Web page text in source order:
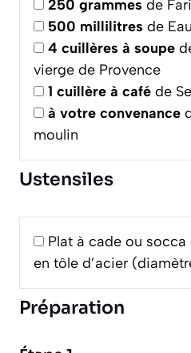
250 grammes de
500 millilitres de
4 cuillères à soupe
vierge de Provence
1 cuillère à café de
à votre convenance
moulin
Ustensiles
Plat à cade ou
en tôle d’acier
Préparation